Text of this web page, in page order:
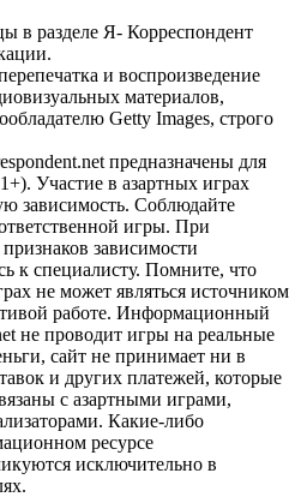
в разделе Я- Корреспондент
и воспроизведение
материалов,
Getty Images, строго
предназначены для
Участие в азартных играх
зависимость. Соблюдайте
игры. При
зависимости
к специалисту. Помните, что
не может являться источником
работе. Информационный
не проводит игры на реальные
сайт не принимает ни в
и других платежей, которые
с азартными играми,
Какие-либо
ресурсе
исключительно в